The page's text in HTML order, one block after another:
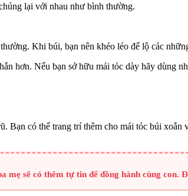
lại với nhau như bình thường.
Khi búi, bạn nên khéo léo để lộ các
hơn. Nếu bạn sở hữu mái tóc dày hãy dùng
có thể trang trí thêm cho mái tóc búi
sẽ có thêm tự tin để đồng hành cùng con.